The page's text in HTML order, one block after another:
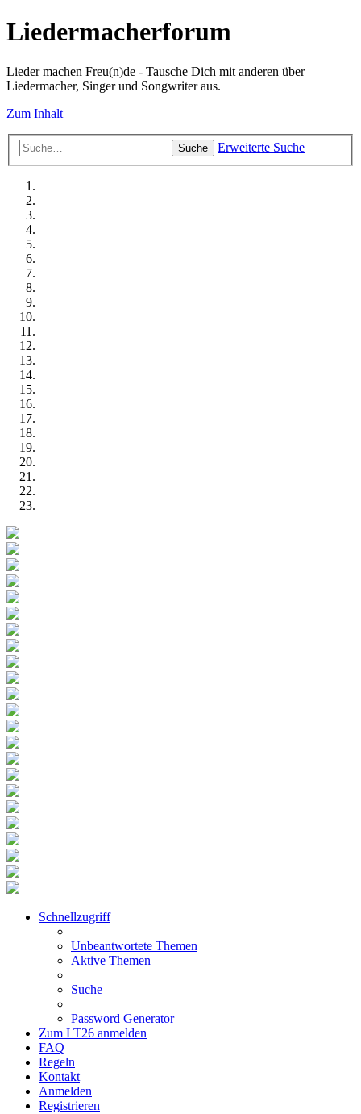
Liedermacherforum
Lieder machen Freu(n)de - Tausche Dich mit anderen über
Liedermacher, Singer und Songwriter aus.
Zum Inhalt
Suche Erweiterte Suche
Schnellzugriff
Unbeantwortete Themen
Aktive Themen
Suche
Password Generator
Zum LT26 anmelden
FAQ
Regeln
Kontakt
Anmelden
Registrieren